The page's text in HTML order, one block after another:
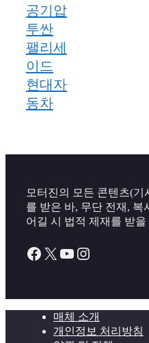
공기압
투싼
팰리세
이드
현대자
동차
모터진의 모든 콘텐츠(기
를 받은 바, 무단 전재, 복
어길 시 법적 제재를 받
Facebook
X YouTube
Instagram
매체 소개
개인정보 처리방침